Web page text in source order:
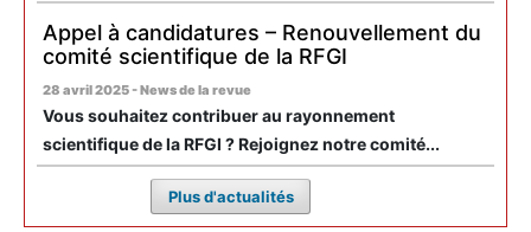
Appel à candidatures – Renouvellement du
comité scientifique de la RFGI
28 avril 2025 - News de la revue
Vous souhaitez contribuer au rayonnement
scientifique de la RFGI ? Rejoignez notre comité...
Plus d'actualités